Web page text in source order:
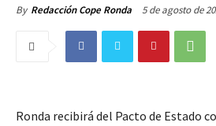
By Redacción Cope Ronda 5 de agosto de
Ronda recibirá del Pacto de Estado